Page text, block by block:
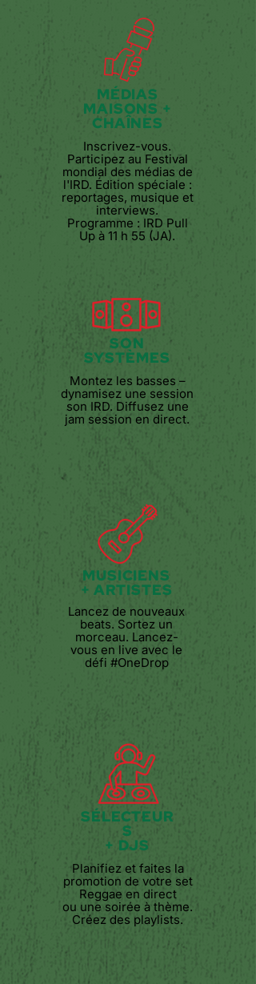
Inscrivez-vous.
Participez au Festival
mondial des médias de
l'IRD. Édition spéciale :
reportages, musique et
interviews.
Programme : IRD Pull
Up à 11 h 55 (JA).
MÉDIAS
MAISONS +
CHAÎNES
Montez les basses –
dynamisez une session
son IRD. Diffusez une
jam session en direct.
SON
SYSTÈMES
Lancez de nouveaux
beats. Sortez un
morceau. Lancez-
vous en live avec le
défi #OneDrop
MUSICIENS
+ ARTISTES
Planifiez et faites la
promotion de votre set
Reggae en direct
ou une soirée à thème.
Créez des playlists.
SÉLECTEUR
S
+ DJS